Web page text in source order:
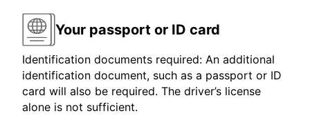
Your passport or ID card
Identification documents required: An additional
identification document, such as a passport or ID
card will also be required. The driver’s license
alone is not sufficient.